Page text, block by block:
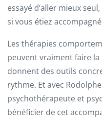
essayé d’aller mieux
si vous étiez
Les thérapies
peuvent vraiment faire la
donnent des outils
rythme. Et avec
psychothérapeute et
bénéficier de cet